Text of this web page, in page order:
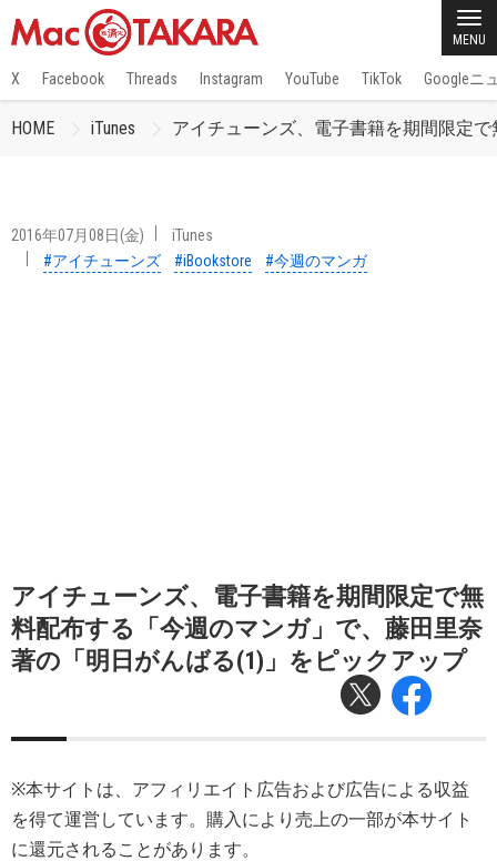
MENU
X Facebook Threads Instagram YouTube TikTok Googleニ
HOME iTunes アイチューンズ、電子書籍を期間限定
2016年07月08日(金)
iTunes
#アイチューンズ
#iBookstore #今週のマンガ
アイチューンズ、電子書籍を期間限定で無
料配布する「今週のマンガ」で、藤田里奈
著の「明日がんばる(1)」をピックアップ
※本サイトは、アフィリエイト広告および広告による収益
を得て運営しています。購入により売上の一部が本サイト
に還元されることがあります。